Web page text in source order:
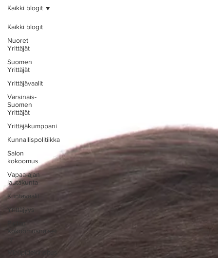
Kaikki blogit
Nuoret
Yrittäjät
Suomen
Yrittäjät
Yrittäjävaalit
Varsinais-
Suomen
Yrittäjät
Yrittäjäkumppani
Kunnallispolitiikka
Salon
kokoomus
Vapaa-ajan
lautakunta
Kuntavaalit
Yrittäjyys
Kokoomusnaiset
Mielipidekirjoitus
Kaikki blogit